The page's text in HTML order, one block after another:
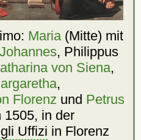
Maria(Mitte) mit
Johannes, Philippus
von Siena,
,
Florenz und Petrus
1505, in der
Uffizi in Florenz